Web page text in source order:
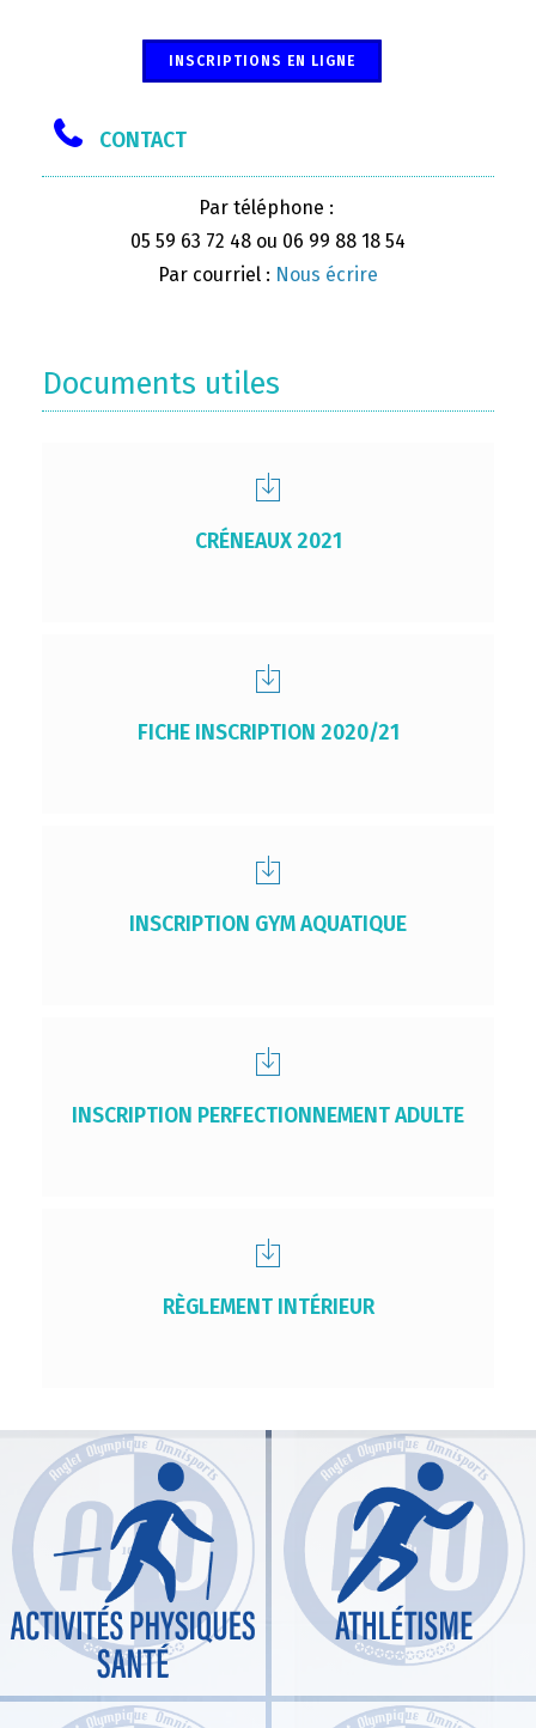
INSCRIPTIONS EN LIGNE
CONTACT
Par téléphone :
05 59 63 72 48 ou 06 99 88 18 54
Par courriel : Nous écrire
Documents utiles
CRÉNEAUX 2021
FICHE INSCRIPTION 2020/21
INSCRIPTION GYM AQUATIQUE
INSCRIPTION PERFECTIONNEMENT ADULTE
RÈGLEMENT INTÉRIEUR